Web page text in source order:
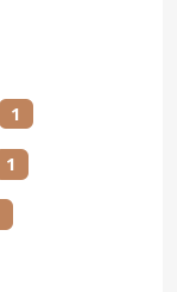
1
1